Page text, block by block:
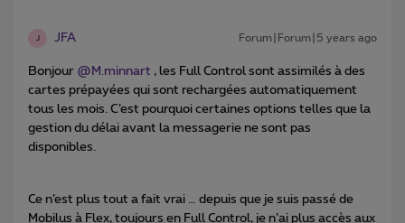
JFA Forum|Forum|5 years ago
Bonjour @M.minnart , les Full Control sont assimilés à des
cartes prépayées qui sont rechargées automatiquement
tous les mois. C’est pourquoi certaines options telles que la
gestion du délai avant la messagerie ne sont pas
disponibles.
Ce n’est plus tout a fait vrai … depuis que je suis passé de
Mobilus à Flex, toujours en Full Control, je n’ai plus accès aux